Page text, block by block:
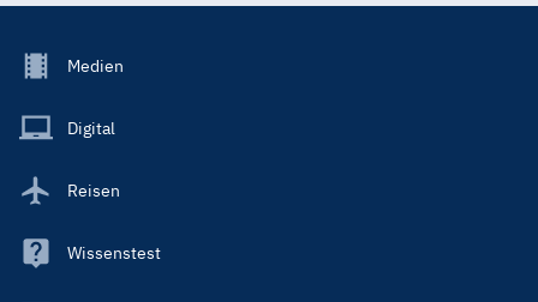
Footer
Main
Medien
Digital
Reisen
Wissenstest